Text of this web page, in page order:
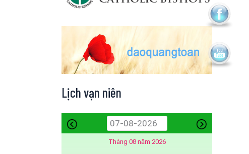
Lịch vạn niên
Tháng 08 năm 2026